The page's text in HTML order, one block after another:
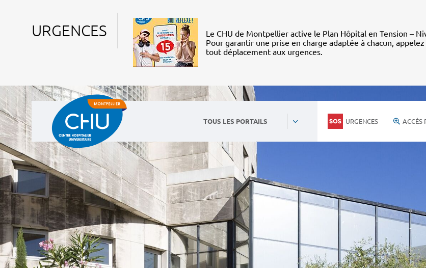
URGENCES
Le CHU de Montpellier active le Plan Hôpital en Tension –
Pour garantir une prise en charge adaptée à chacun,
tout déplacement aux urgences.
TOUS LES PORTAILS URGENCES ACCÈS